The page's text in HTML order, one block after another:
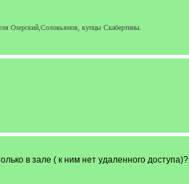
Озерский,Соловьянов, купцы Скабертины.
в зале ( к ним нет удаленного доступа)?